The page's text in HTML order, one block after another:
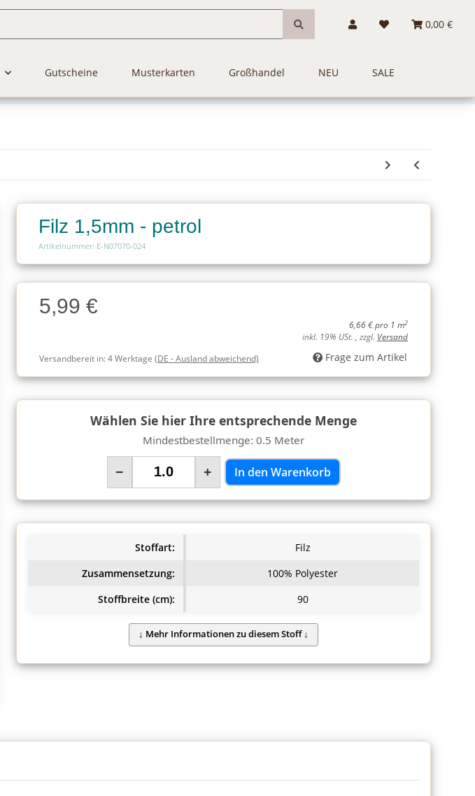
0,00 €
Gutscheine Musterkarten Großhandel NEU SALE
Filz 1,5mm - petrol
Artikelnummer: E-N07070-024
Charge
Charge5,99 €
6,66 € pro 1 m2
inkl. 19% USt. , zzgl. Versand
Versandbereit in:4 Werktage (DE - Ausland abweichend) Frage zum Artikel
Wählen Sie hier Ihre entsprechende Menge
Mindestbestellmenge: 0.5 Meter
− + In den Warenkorb
Stoffart:
Filz
Zusammensetzung:
100% Polyester
Stoffbreite (cm):
90